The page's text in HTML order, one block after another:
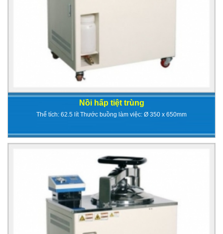
Nồi hấp tiệt trùng
Thể tích: 62.5 lít Thước buồng làm việc: Ø 350 x 650mm